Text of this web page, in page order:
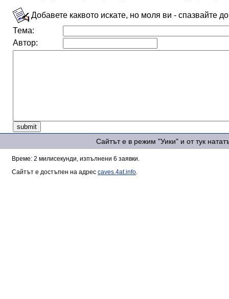
Добавете каквото искате, но моля ви - спазвайте
Тема:
Автор:
Сайтът е в режим "Уики" и от тук
Време: 2 милисекунди, изпълнени 6 заявки.
Сайтът е достъпен на адрес caves.4at.info.